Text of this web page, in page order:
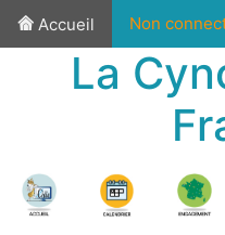
Accueil Non
La